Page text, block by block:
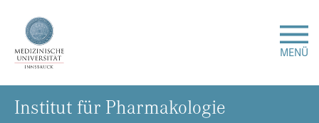
MENÜ
Forschung
In­sti­tut für Phar­ma­ko­lo­gie